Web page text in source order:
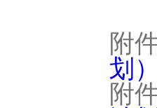
附
划
附